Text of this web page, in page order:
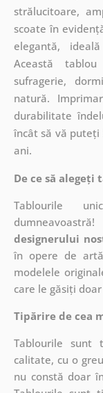
strălucitoare,
scoate în
elegantă,
Această
sufragerie,
natură.
durabilitate
încât să vă
ani.
De ce să alegeți
Tablourile
designerului
în opere de
modelele
care le găsiți
Tipărire de cea
Tablourile sunt
calitate, cu o
nu constă doar